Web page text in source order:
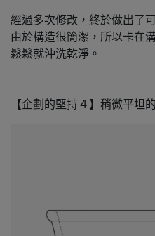
經過多次修改，終於做出了
由於構造很簡潔，所以卡在
鬆鬆就沖洗乾淨。
【企劃的堅持４】稍微平